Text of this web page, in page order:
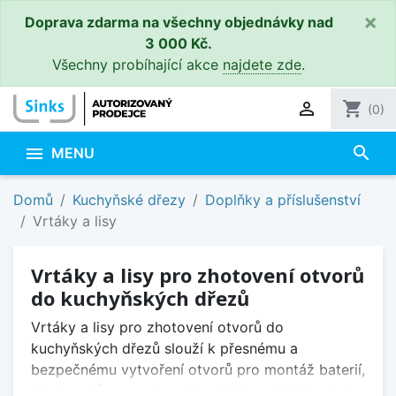
Doprava zdarma na všechny objednávky nad
3 000 Kč.
Všechny probíhající akce najdete zde.
×
 shopping_cart (0)
 MENU search
Domů Kuchyňské dřezy
Doplňky a příslušenství
Vrtáky a lisy
Vrtáky a lisy pro zhotovení otvorů
do kuchyňských dřezů
Vrtáky a lisy pro zhotovení otvorů do
kuchyňských dřezů slouží k přesnému a
bezpečnému vytvoření otvorů pro montáž baterií,